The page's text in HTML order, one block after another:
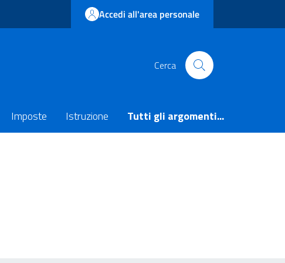
Accedi all'area personale
Cerca
Imposte Istruzione Tutti gli argomenti...